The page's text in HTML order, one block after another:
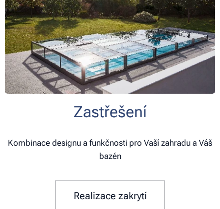
Zastřešení
Kombinace designu a funkčnosti pro Vaší zahradu a Váš
bazén
Realizace zakrytí